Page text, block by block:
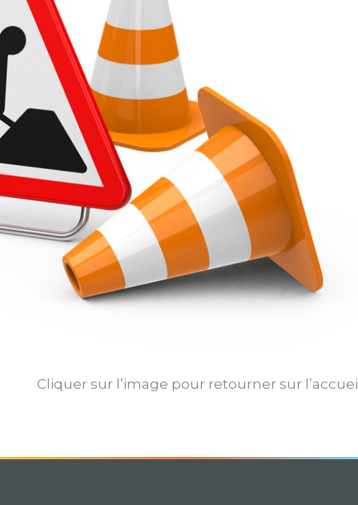
Cliquer sur l’image pour retourner sur l’accueil